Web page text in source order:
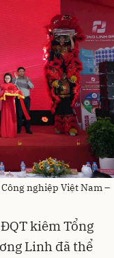
nghiệp Việt Nam –
kiêm Tổng
Linh đã thể